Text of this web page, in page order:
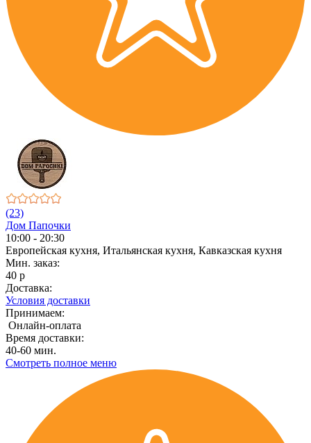
(23)
Дом Папочки
10:00 - 20:30
Европейская кухня, Итальянская кухня, Кавказская кухня
Мин. заказ:
40 р
Доставка:
Условия доставки
Принимаем:
Онлайн-оплата
Время доставки:
40-60 мин.
Смотреть полное меню